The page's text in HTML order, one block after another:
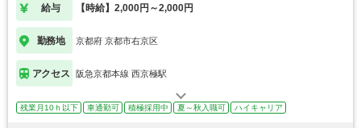
給与 【時給】2,000円～2,000円
勤務地 京都府 京都市右京区
アクセス 阪急京都本線 西京極駅
残業月10ｈ以下 車通勤可 積極採用中 夏～秋入職可 ハイキャリア